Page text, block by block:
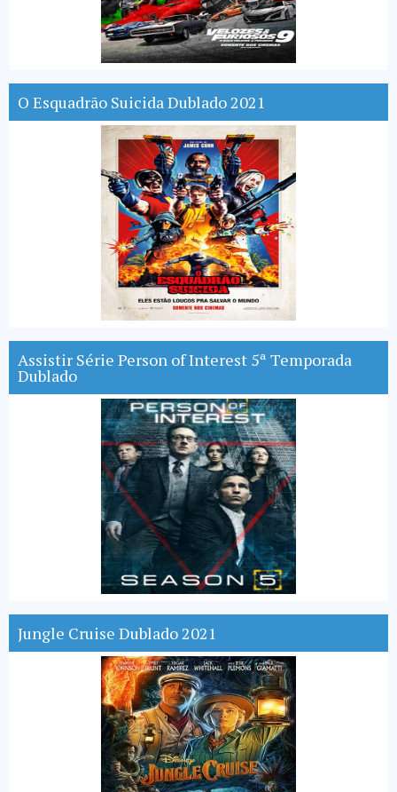
O Esquadrão Suicida Dublado 2021
Assistir Série Person of Interest 5ª Temporada
Dublado
Jungle Cruise Dublado 2021